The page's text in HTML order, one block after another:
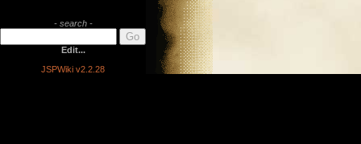
- search -
Edit...
JSPWiki v2.2.28